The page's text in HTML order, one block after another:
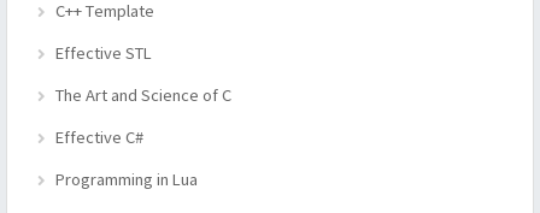
C++ Template
Effective STL
The Art and Science of C
Effective C#
Programming in Lua